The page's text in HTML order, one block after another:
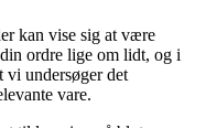
kan vise sig at være
ordre lige om lidt, og i
vi undersøger det
vare.